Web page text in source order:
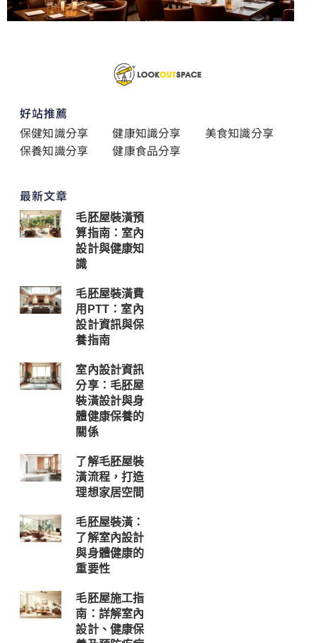
好站推薦
保健知識分享
健康知識分享
美食知識分享
保養知識分享
健康食品分享
最新文章
毛胚屋裝潢預
算指南：室內
設計與健康知
識
毛胚屋裝潢費
用PTT：室內
設計資訊與保
養指南
室內設計資訊
分享：毛胚屋
裝潢設計與身
體健康保養的
關係
了解毛胚屋裝
潢流程，打造
理想家居空間
毛胚屋裝潢：
了解室內設計
與身體健康的
重要性
毛胚屋施工指
南：詳解室內
設計、健康保